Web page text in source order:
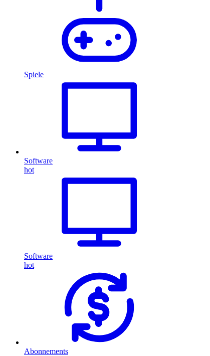
Spiele
Software
hot
Software
hot
Abonnements